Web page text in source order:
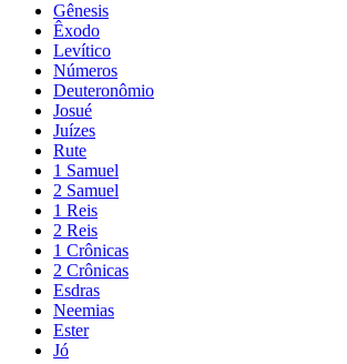
Gênesis
Êxodo
Levítico
Números
Deuteronômio
Josué
Juízes
Rute
1 Samuel
2 Samuel
1 Reis
2 Reis
1 Crônicas
2 Crônicas
Esdras
Neemias
Ester
Jó